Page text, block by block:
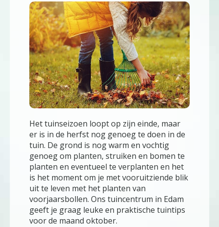
Het tuinseizoen loopt op zijn einde, maar
er is in de herfst nog genoeg te doen in de
tuin. De grond is nog warm en vochtig
genoeg om planten, struiken en bomen te
planten en eventueel te verplanten en het
is het moment om je met vooruitziende blik
uit te leven met het planten van
voorjaarsbollen. Ons tuincentrum in Edam
geeft je graag leuke en praktische tuintips
voor de maand oktober.